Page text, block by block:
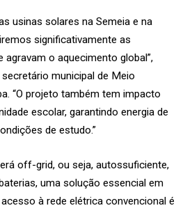
usinas solares na Semeia e na
significativamente as
agravam o aquecimento global”,
secretário municipal de Meio
“O projeto também tem impacto
escolar, garantindo energia de
de estudo.”
off-grid, ou seja, autossuficiente,
uma solução essencial em
à rede elétrica convencional é